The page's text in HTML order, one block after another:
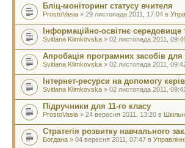
Бліц-моніторинг статусу вчителя
ProstoVasia » 29 листопада 2011, 17:04 в
Інформаційно-освітнє середовище
Svitlana Klimkovska » 02 листопада 2011,
Апробація програмних засобів для
Svitlana Klimkovska » 02 листопада 2011,
Інтернет-ресурси на допомогу
Svitlana Klimkovska » 02 листопада 2011,
Підручники для 11-го класу
ProstoVasia » 24 вересня 2011, 13:20 в
Стратегія розвитку навчального
Богдана » 04 вересня 2011, 07:47 в